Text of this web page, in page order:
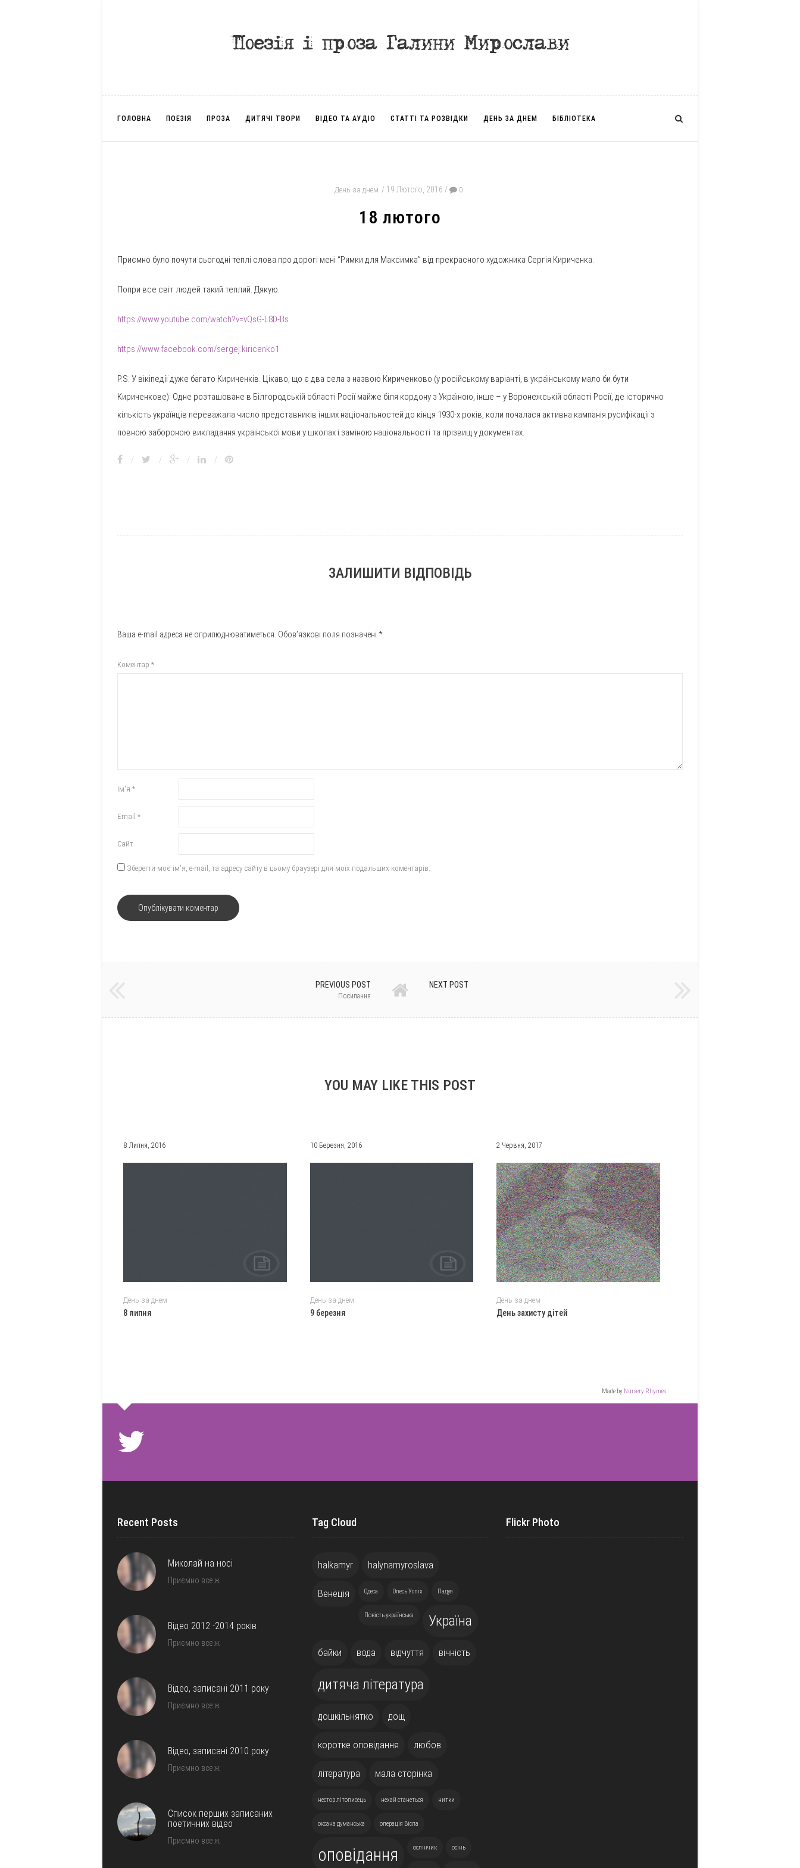
ГОЛОВНА ПОЕЗІЯ ПРОЗА ДИТЯЧІ ТВОРИ ВІДЕО ТА АУДІО СТАТТІ ТА РОЗВІДКИ ДЕНЬ ЗА ДНЕМ БІБЛІОТЕКА
День за днем 19 Лютого, 2016 0
18 лютого
Приємно було почути сьогодні теплі слова про дорогі мені “Римки для Максимка” від прекрасного художника Сергія Кириченка.
Попри все світ людей такий теплий. Дякую.
https://www.youtube.com/watch?v=vQsG-L8D-Bs
https://www.facebook.com/sergej.kiricenko1
P.S. У вікіпедії дуже багато Кириченків. Цікаво, що є два села з назвою Кириченково (у російському варіанті, в українському мало би бути
Кириченкове). Одне розташоване в Білгородській області Росії майже біля кордону з Україною, інше – у Воронежській області Росії, де історично
кількість українців переважала число представників інших національностей до кінця 1930-х років, коли почалася активна кампанія русифікації з
повною забороною викладання української мови у школах і заміною національності та прізвищ у документах.
/ / / /
ЗАЛИШИТИ ВІДПОВІДЬ
Ваша e-mail адреса не оприлюднюватиметься. Обов’язкові поля позначені *
Коментар *
Ім'я *
Email *
Сайт
Зберегти моє ім'я, e-mail, та адресу сайту в цьому браузері для моїх подальших коментарів.
PREVIOUS POST
Посилання
NEXT POST
YOU MAY LIKE THIS POST
8 Липня, 2016
День за днем
8 липня
10 Березня, 2016
День за днем
9 березня
2 Червня, 2017
День за днем
День захисту дітей
Made by Nursery Rhymes.
Recent Posts
Миколай на носі
Приємно все ж
Відео 2012 -2014 років
Приємно все ж
Відео, записані 2011 року
Приємно все ж
Відео, записані 2010 року
Приємно все ж
Список перших записаних
поетичних відео
Приємно все ж
Tag Cloud
halkamyr halynamyroslava
Венеція Одеса Олесь Успіх Падуя
Повість українська Україна
байки вода відчуття вічність
дитяча література
дошкільнятко дощ
коротке оповідання любов
література мала сторінка
нестор літописець нехай станеться нитки
оксана думанська операція Вісла
оповідання ослінчик осінь
Flickr Photo